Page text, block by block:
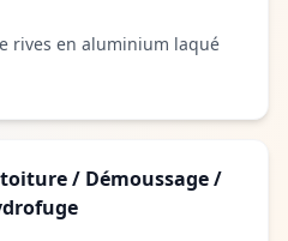
rives en aluminium laqué
/ Démoussage /